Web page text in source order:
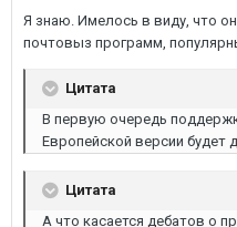
Я знаю. Имелось в виду, что
почтовыз программ,
Цитата
В первую очередь
Европейской версии будет
Цитата
А что касается дебатов о